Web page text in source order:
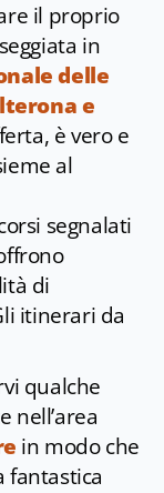
il proprio
in
delle
e
è vero e
al
segnalati
di
itinerari da
qualche
nell’area
in modo che
fantastica